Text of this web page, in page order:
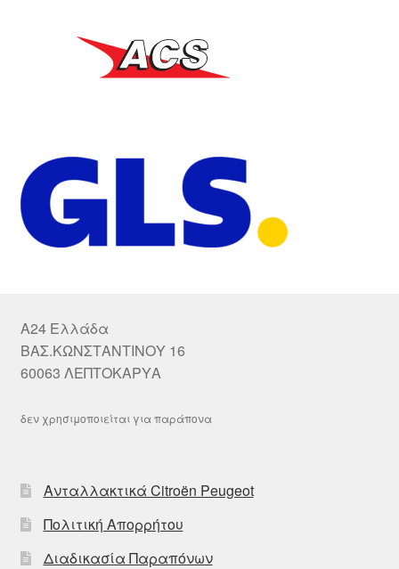
A24 Ελλάδα
ΒΑΣ.ΚΩΝΣΤΑΝΤΙΝΟΥ 16
60063 ΛΕΠΤΟΚΑΡΥΑ
δεν χρησιμοποιείται για παράπονα
Ανταλλακτικά Citroën Peugeot
Πολιτική Απορρήτου
Διαδικασία Παραπόνων